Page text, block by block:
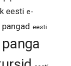
eesti e-
eesti